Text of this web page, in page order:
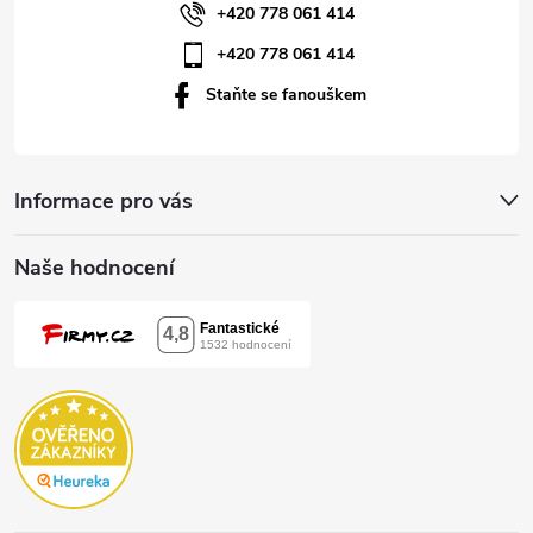
Informace pro vás
Naše hodnocení
+420 778 061 414
+420 778 061 414
Staňte se fanouškem